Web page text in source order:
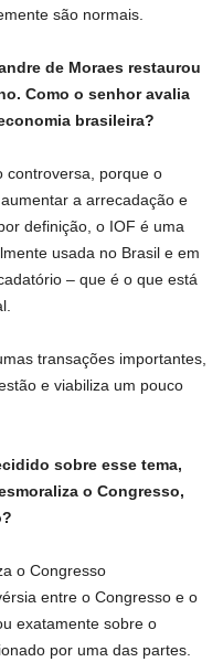
são normais.
de Moraes restaurou
Como o senhor avalia
brasileira?
controversa, porque o
a arrecadação e
definição, o IOF é uma
usada no Brasil e em
– que é o que está
transações importantes,
e viabiliza um pouco
sobre esse tema,
o Congresso,
o Congresso
entre o Congresso e o
exatamente sobre o
por uma das partes.